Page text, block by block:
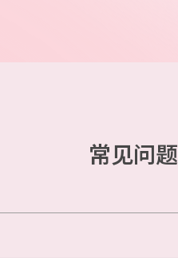
常见问题